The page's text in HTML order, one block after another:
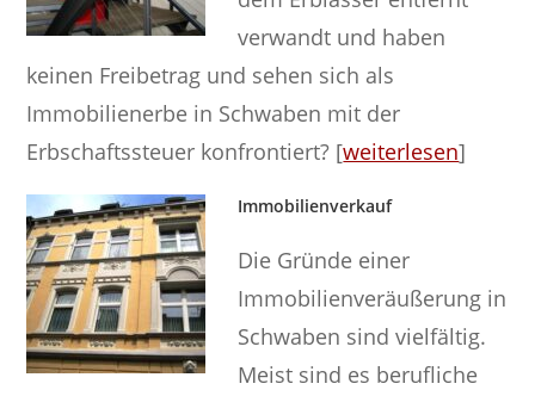
verwandt und haben
keinen Freibetrag und sehen sich als
Immobilienerbe in Schwaben mit der
Erbschaftssteuer konfrontiert? [weiterlesen]
Immobilienverkauf
Die Gründe einer
Immobilienveräußerung in
Schwaben sind vielfältig.
Meist sind es berufliche